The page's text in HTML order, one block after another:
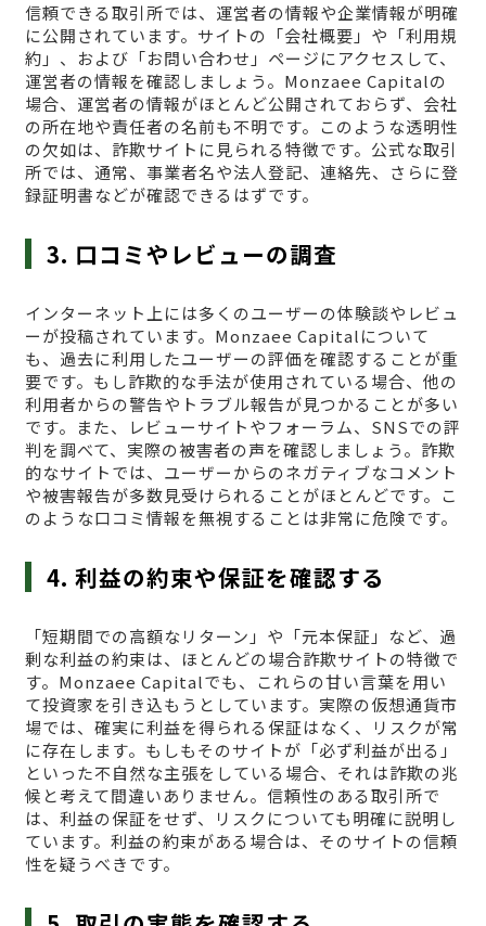
信頼できる取引所では、運営者の情報や企業情報が明確
に公開されています。サイトの「会社概要」や「利用規
約」、および「お問い合わせ」ページにアクセスして、
運営者の情報を確認しましょう。Monzaee Capitalの
場合、運営者の情報がほとんど公開されておらず、会社
の所在地や責任者の名前も不明です。このような透明性
の欠如は、詐欺サイトに見られる特徴です。公式な取引
所では、通常、事業者名や法人登記、連絡先、さらに登
録証明書などが確認できるはずです。
3. 口コミやレビューの調査
インターネット上には多くのユーザーの体験談やレビュ
ーが投稿されています。Monzaee Capitalについて
も、過去に利用したユーザーの評価を確認することが重
要です。もし詐欺的な手法が使用されている場合、他の
利用者からの警告やトラブル報告が見つかることが多い
です。また、レビューサイトやフォーラム、SNSでの評
判を調べて、実際の被害者の声を確認しましょう。詐欺
的なサイトでは、ユーザーからのネガティブなコメント
や被害報告が多数見受けられることがほとんどです。こ
のような口コミ情報を無視することは非常に危険です。
4. 利益の約束や保証を確認する
「短期間での高額なリターン」や「元本保証」など、過
剰な利益の約束は、ほとんどの場合詐欺サイトの特徴で
す。Monzaee Capitalでも、これらの甘い言葉を用い
て投資家を引き込もうとしています。実際の仮想通貨市
場では、確実に利益を得られる保証はなく、リスクが常
に存在します。もしもそのサイトが「必ず利益が出る」
といった不自然な主張をしている場合、それは詐欺の兆
候と考えて間違いありません。信頼性のある取引所で
は、利益の保証をせず、リスクについても明確に説明し
ています。利益の約束がある場合は、そのサイトの信頼
性を疑うべきです。